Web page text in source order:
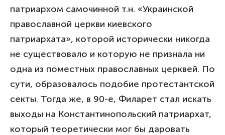
патриархом самочинной т.н. «Украинской
православной церкви киевского
патриархата», которой исторически никогда
не существовало и которую не признала ни
одна из поместных православных церквей. По
сути, образовалось подобие протестантской
секты. Тогда же, в 90-е, Филарет стал искать
выходы на Константинопольский патриархат,
который теоретически мог бы даровать